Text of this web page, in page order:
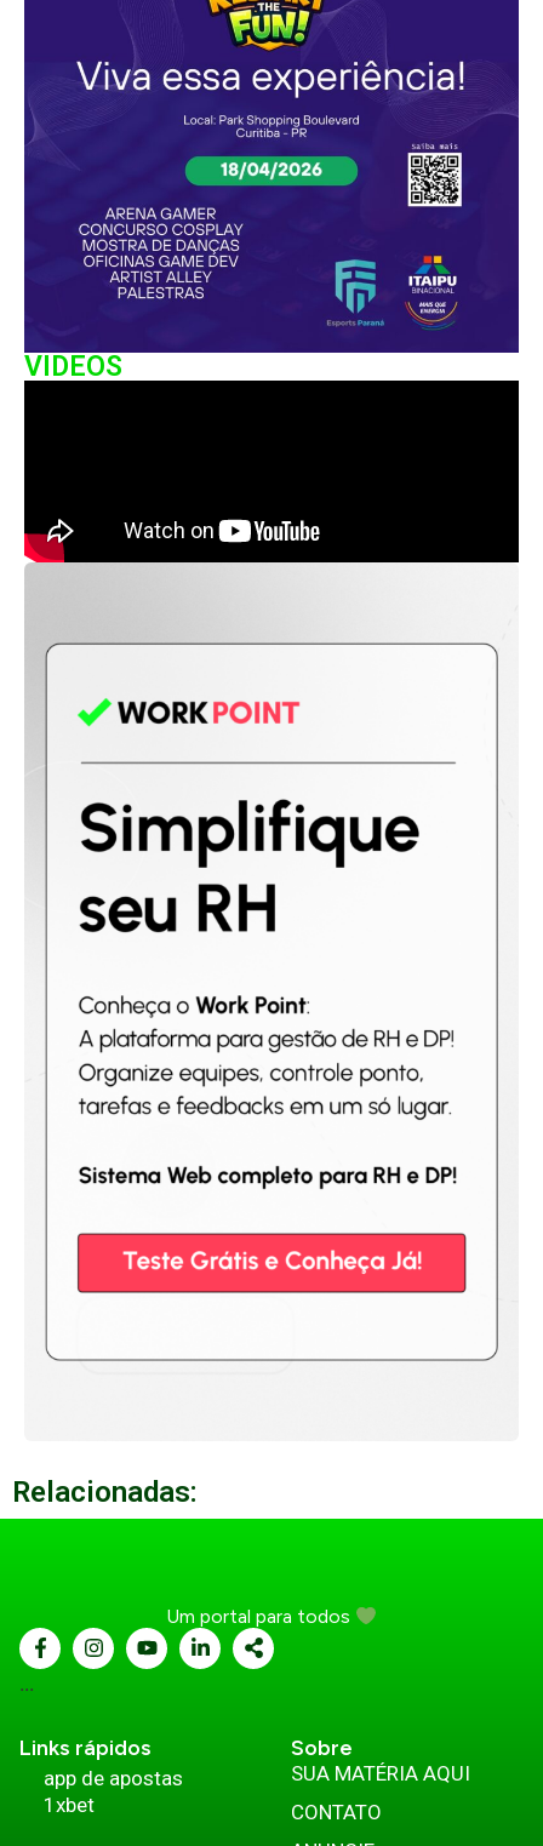
VIDEOS
Relacionadas:
Um portal para todos
...
Links rápidos
app de apostas
1xbet
Sobre
SUA MATÉRIA AQUI
CONTATO